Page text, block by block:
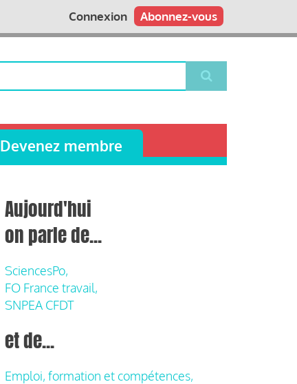
Abonnez-vous
Connexion
Devenez membre
Aujourd'hui
on parle de...
SciencesPo,
FO France travail,
SNPEA CFDT
et de...
Emploi, formation et compétences,